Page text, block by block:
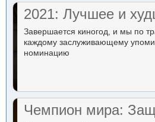
2021: Лучшее и
Завершается киногод, и мы по
каждому заслуживающему
номинацию
Чемпион мира: